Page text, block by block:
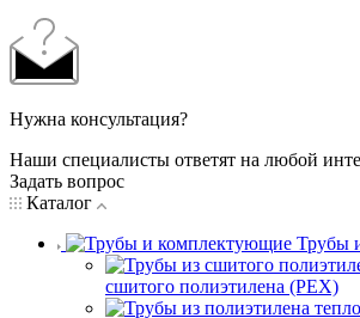
Нужна консультация?
Наши специалисты ответят на любой
Задать вопрос
Каталог
Трубы
сшитого полиэтилена (PEX)